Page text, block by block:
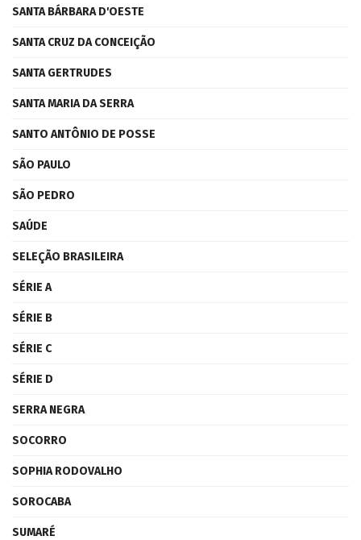
SANTA BÁRBARA D'OESTE
SANTA CRUZ DA CONCEIÇÃO
SANTA GERTRUDES
SANTA MARIA DA SERRA
SANTO ANTÔNIO DE POSSE
SÃO PAULO
SÃO PEDRO
SAÚDE
SELEÇÃO BRASILEIRA
SÉRIE A
SÉRIE B
SÉRIE C
SÉRIE D
SERRA NEGRA
SOCORRO
SOPHIA RODOVALHO
SOROCABA
SUMARÉ